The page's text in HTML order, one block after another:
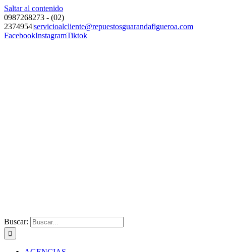
Saltar al contenido
0987268273 - (02)
2374954|servicioalcliente@repuestosguarandafigueroa.com
FacebookInstagramTiktok
Buscar: